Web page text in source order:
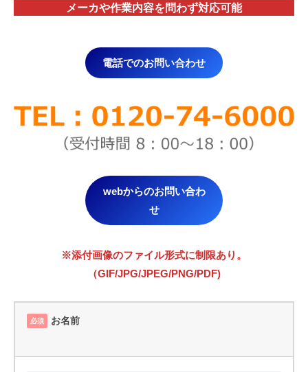
メーカや作業内容を問わず対応可能
電話でのお問い合わせ
webからのお問い合わ
せ
※添付画像のファイル形式に制限あり。
（GIF/JPG/JPEG/PNG/PDF)
必須 お名前